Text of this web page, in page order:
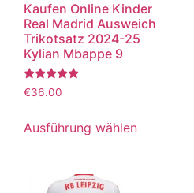
Kaufen Online Kinder
Real Madrid Ausweich
Trikotsatz 2024-25
Kylian Mbappe 9
Bewertet
mit
€36.00
Ausführung wählen